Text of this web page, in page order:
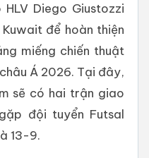
Diego Giustozzi
để hoàn thiện
miếng chiến thuật
Á 2026. Tại đây,
sẽ có hai trận giao
đội tuyển Futsal
13-9.